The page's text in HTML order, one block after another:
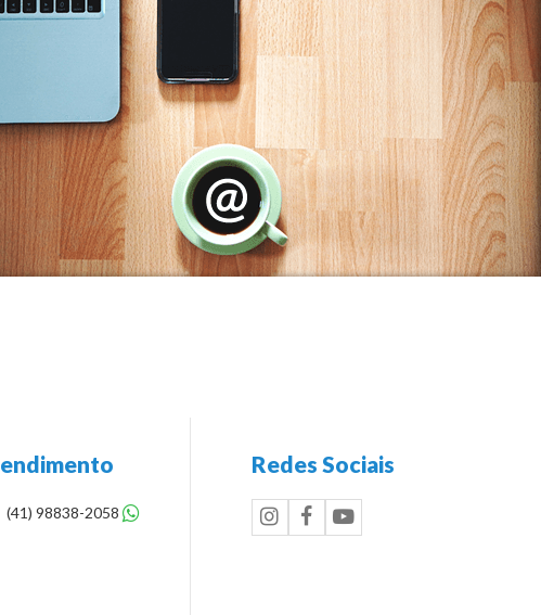
(41) 98838-2058
Redes Sociais